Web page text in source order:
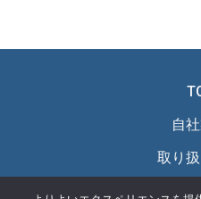
自
取り
新商品・